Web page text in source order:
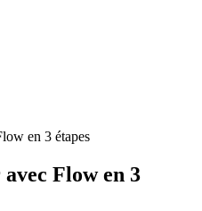
en 3 étapes
Flow en 3